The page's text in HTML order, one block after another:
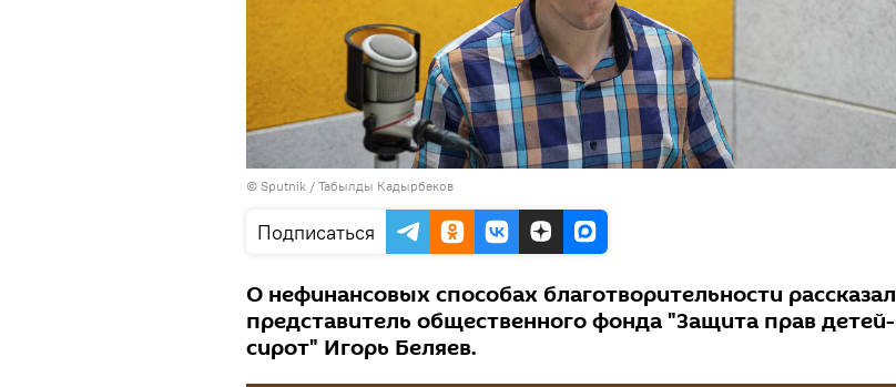
© Sputnik / Табылды Кадырбеков
Подписаться
О нефинансовых способах благотворительности рассказал
представитель общественного фонда "Защита прав детей-
сирот" Игорь Беляев.